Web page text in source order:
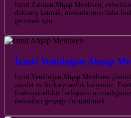
İzmit Zabıtan Ahşap Merdiven,
dokunuş katmak, mekanlarınızı daha
getirmek için…
İzmit Yenidoğan Ahşap
İzmit Yenidoğan Ahşap Merdiven
zarafet ve fonksiyonellik katıyoruz.
fonksiyonellikle birleştiren
mekanları gerçeğe dönüştürmek…